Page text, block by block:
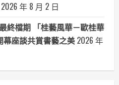
2026 年 8 月 2 日
終檔期 「桂藝風華－歐桂華
座談共賞書藝之美 2026 年